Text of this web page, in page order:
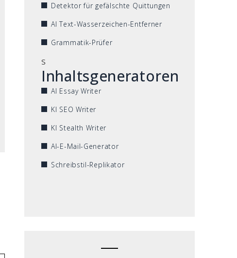
Detektor für gefälschte Quittungen
AI Text-Wasserzeichen-Entferner
Grammatik-Prüfer
s
Inhaltsgeneratoren
AI Essay Writer
KI SEO Writer
KI Stealth Writer
AI-E-Mail-Generator
Schreibstil-Replikator